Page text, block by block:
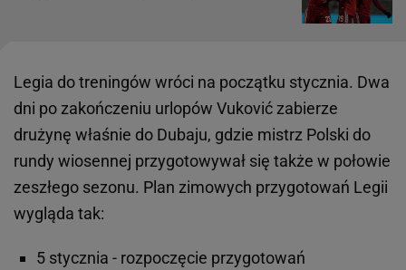
Legia do treningów wróci na początku stycznia. Dwa
dni po zakończeniu urlopów Vuković zabierze
drużynę właśnie do Dubaju, gdzie mistrz Polski do
rundy wiosennej przygotowywał się także w połowie
zeszłego sezonu. Plan zimowych przygotowań Legii
wygląda tak:
5 stycznia - rozpoczęcie przygotowań